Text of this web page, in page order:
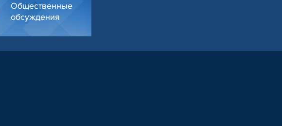
Общественные
обсуждения